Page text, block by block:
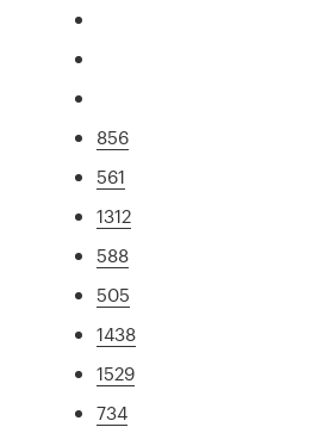
856
561
1312
588
505
1438
1529
734